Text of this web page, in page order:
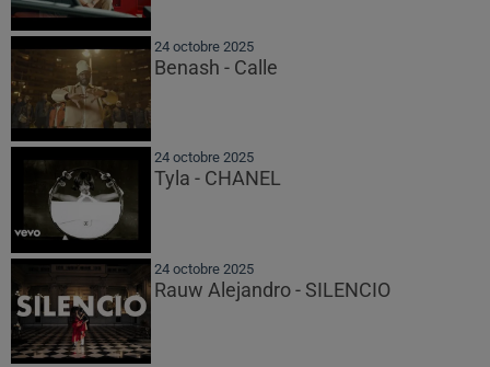
24 octobre 2025
Benash - Calle
24 octobre 2025
Tyla - CHANEL
24 octobre 2025
Rauw Alejandro - SILENCIO